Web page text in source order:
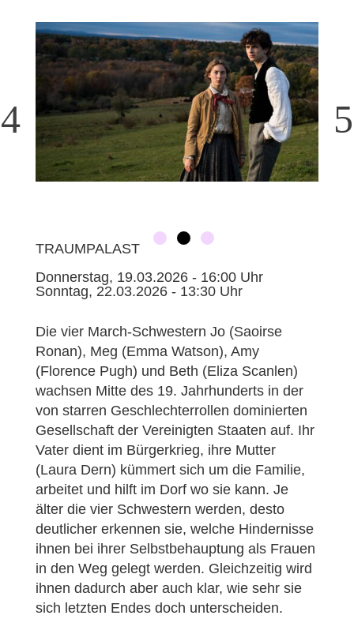
TRAUMPALAST
Donnerstag, 19.03.2026 - 16:00 Uhr
Sonntag, 22.03.2026 - 13:30 Uhr
Die vier March-Schwestern Jo (Saoirse
Ronan), Meg (Emma Watson), Amy
(Florence Pugh) und Beth (Eliza Scanlen)
wachsen Mitte des 19. Jahrhunderts in der
von starren Geschlechterrollen dominierten
Gesellschaft der Vereinigten Staaten auf. Ihr
Vater dient im Bürgerkrieg, ihre Mutter
(Laura Dern) kümmert sich um die Familie,
arbeitet und hilft im Dorf wo sie kann. Je
älter die vier Schwestern werden, desto
deutlicher erkennen sie, welche Hindernisse
ihnen bei ihrer Selbstbehauptung als Frauen
in den Weg gelegt werden. Gleichzeitig wird
ihnen dadurch aber auch klar, wie sehr sie
sich letzten Endes doch unterscheiden.